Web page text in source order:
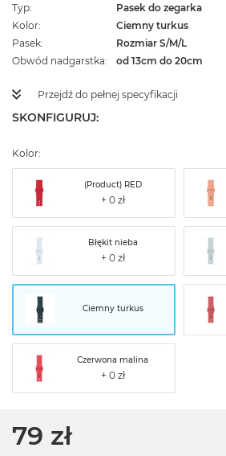
Typ
Pasek do zegarka
Kolor
Ciemny turkus
Pasek
Rozmiar S/M/L
Obwód nadgarstka
od 13cm do 20cm
Przejdź do pełnej specyfikacji
SKONFIGURUJ:
Kolor:
(Product) RED
Błękit nieba
Ciemny turkus
Czerwona malina
79 zł